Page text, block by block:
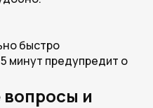
быстро
минут предупредит о
и